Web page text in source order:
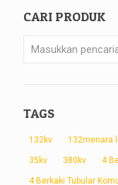
CARI PRODUK
TAGS
132kv 132menara
35kv 380kv 4
4 Berkaki Tubular